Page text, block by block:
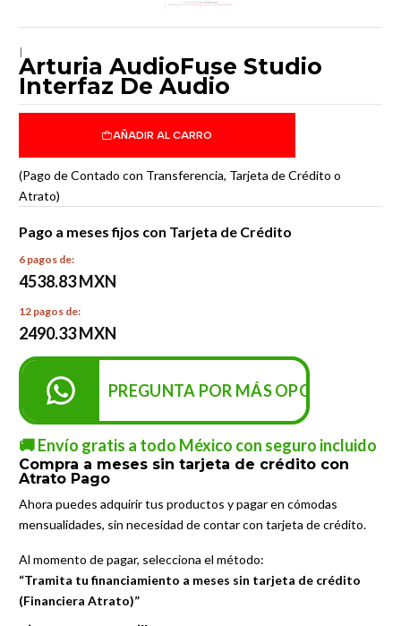
|
Arturia AudioFuse Studio
Interfaz De Audio
AÑADIR AL CARRO
(Pago de Contado con Transferencia, Tarjeta de Crédito o
Atrato)
Pago a meses fijos con Tarjeta de Crédito
6 pagos de:
4538.83 MXN
12 pagos de:
2490.33 MXN
PREGUNTA POR MÁS OPCIONES DE
🚚 Envío gratis a todo México con seguro incluido
Compra a meses sin tarjeta de crédito con
Atrato Pago
Ahora puedes adquirir tus productos y pagar en cómodas
mensualidades, sin necesidad de contar con tarjeta de crédito.
Al momento de pagar, selecciona el método:
“Tramita tu financiamiento a meses sin tarjeta de crédito
(Financiera Atrato)”